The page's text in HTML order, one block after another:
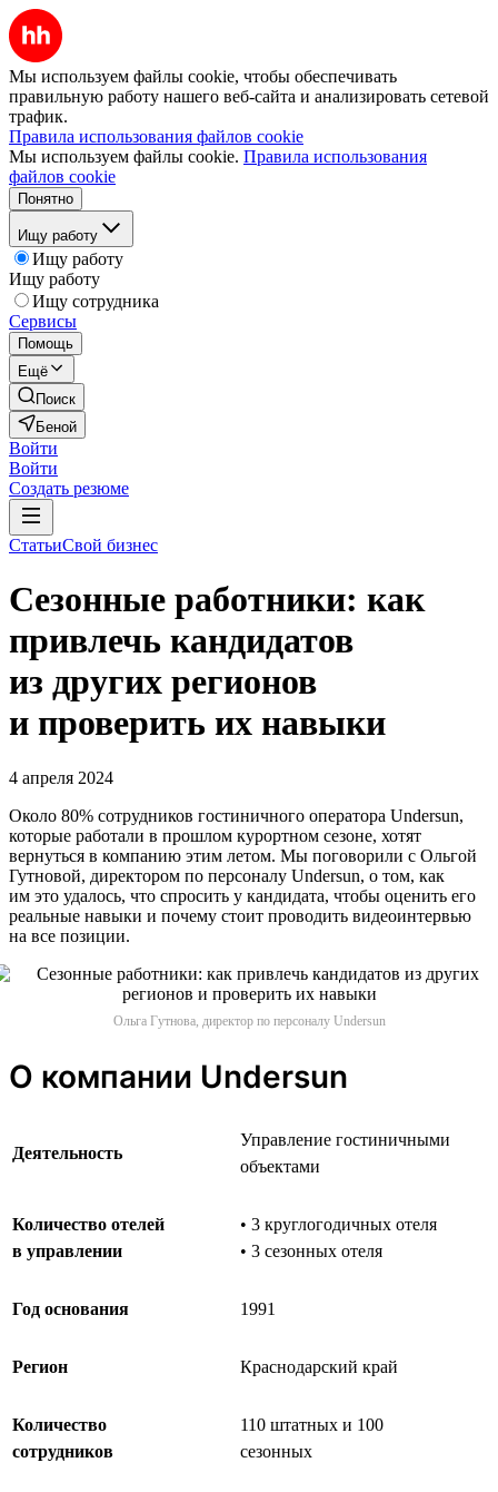
Мы используем файлы cookie, чтобы обеспечивать
правильную работу нашего веб-сайта и анализировать сетевой
трафик.
Правила использования файлов cookie
Мы используем файлы cookie. Правила использования
файлов cookie
Понятно
Ищу работу
Ищу работу
Ищу работу
Ищу сотрудника
Сервисы
Помощь
Ещё
Поиск
Беной
Войти
Войти
Создать резюме
СтатьиСвой бизнес
Сезонные работники: как
привлечь кандидатов
из других регионов
и проверить их навыки
4 апреля 2024
Около 80% сотрудников гостиничного оператора Undersun,
которые работали в прошлом курортном сезоне, хотят
вернуться в компанию этим летом. Мы поговорили с Ольгой
Гутновой, директором по персоналу Undersun, о том, как
им это удалось, что спросить у кандидата, чтобы оценить его
реальные навыки и почему стоит проводить видеоинтервью
на все позиции.
Ольга Гутнова, директор по персоналу Undersun
О компании Undersun
Деятельность
Управление гостиничными
объектами
Количество отелей
в управлении
• 3 круглогодичных отеля
• 3 сезонных отеля
Год основания 1991
Регион Краснодарский край
Количество
сотрудников
110 штатных и 100
сезонных